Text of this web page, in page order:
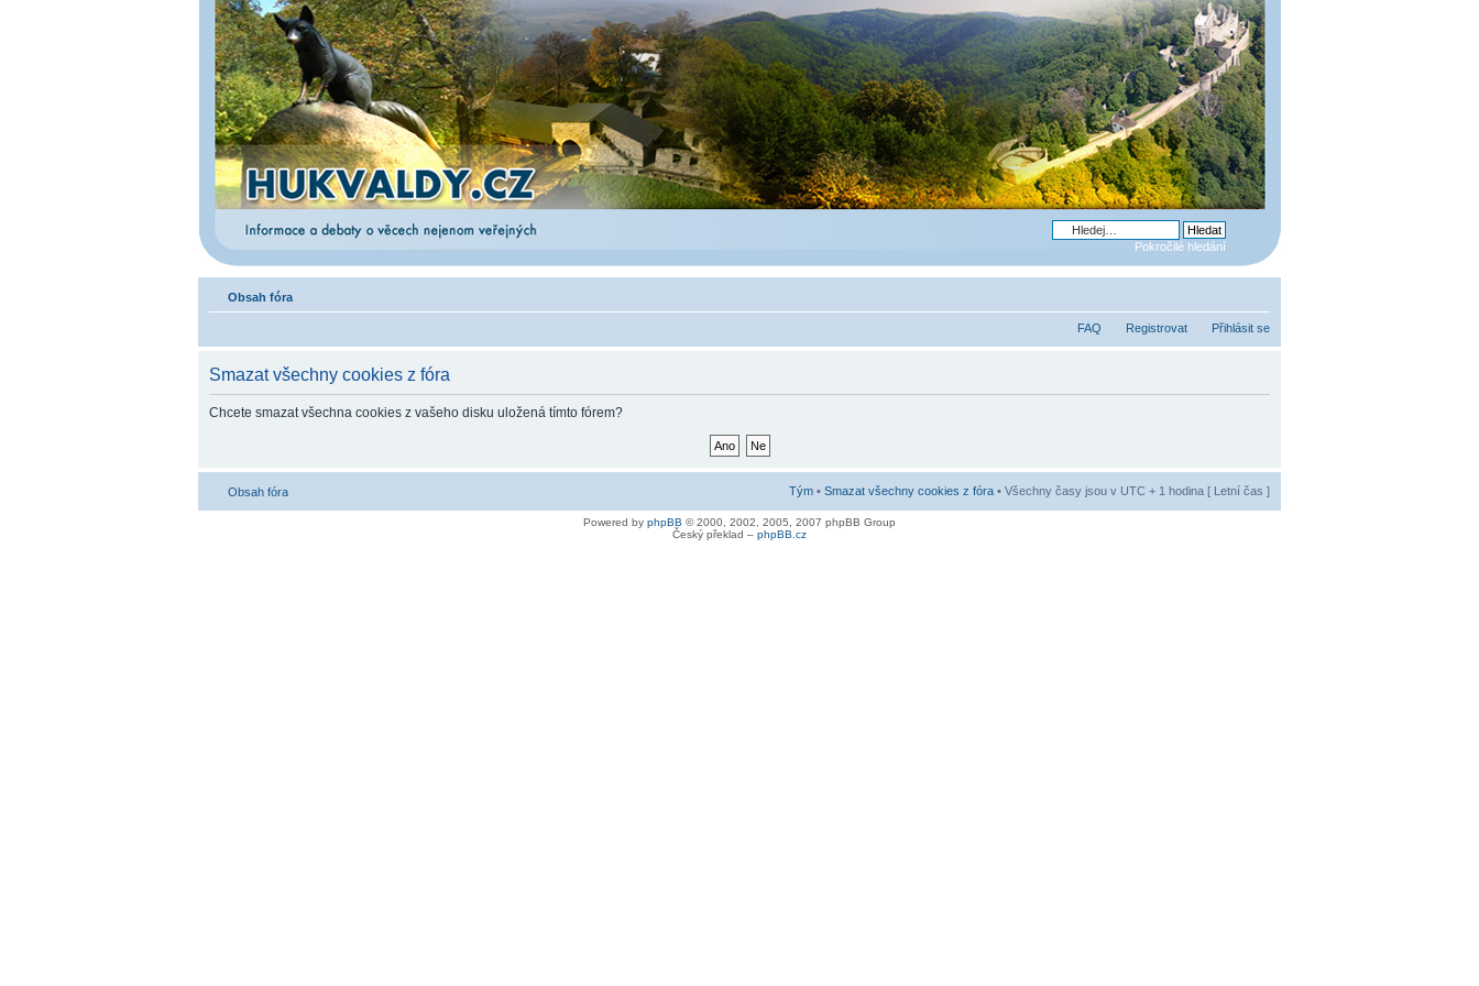
Pokročilé hledání
Obsah fóra
FAQ Registrovat Přihlásit se
Smazat všechny cookies z fóra
Chcete smazat všechna cookies z vašeho disku uložená tímto fórem?
Obsah fóra Tým • Smazat všechny cookies z fóra • Všechny časy jsou v UTC + 1 hodina [ Letní čas ]
Powered by phpBB © 2000, 2002, 2005, 2007 phpBB Group
Český překlad – phpBB.cz